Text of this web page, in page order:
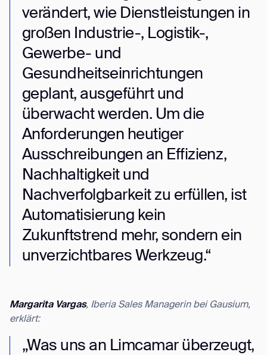
verändert, wie Dienstleistungen in
großen Industrie-, Logistik-,
Gewerbe- und
Gesundheitseinrichtungen
geplant, ausgeführt und
überwacht werden. Um die
Anforderungen heutiger
Ausschreibungen an Effizienz,
Nachhaltigkeit und
Nachverfolgbarkeit zu erfüllen, ist
Automatisierung kein
Zukunftstrend mehr, sondern ein
unverzichtbares Werkzeug.“
Margarita Vargas, Iberia Sales Managerin bei Gausium,
erklärt:
„Was uns an Limcamar überzeugt,